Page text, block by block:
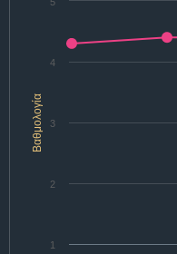
Βαθμολογία
1
2
3
4